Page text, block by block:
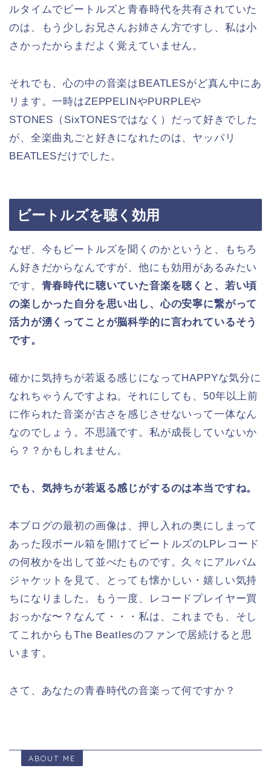
ルタイムでビートルズと青春時代を共有されていた
のは、もう少しお兄さんお姉さん方ですし、私は小
さかったからまだよく覚えていません。
それでも、心の中の音楽はBEATLESがど真ん中にあ
リます。一時はZEPPELINやPURPLEや
STONES（SixTONESではなく）だって好きでした
が、全楽曲丸ごと好きになれたのは、ヤッパリ
BEATLESだけでした。
ビートルズを聴く効用
なぜ、今もビートルズを聞くのかというと、もちろ
ん好きだからなんですが、他にも効用があるみたい
です。 青春時代に聴いていた音楽を聴くと、若い頃
の楽しかった自分を思い出し、心の安寧に繋がって
活力が湧くってことが脳科学的に言われているそう
です。
確かに気持ちが若返る感じになってHAPPYな気分に
なれちゃうんですよね。それにしても、50年以上前
に作られた音楽が古さを感じさせないって一体なん
なのでしょう。不思議です。私が成長していないか
ら？？かもしれません。
でも、気持ちが若返る感じがするのは本当ですね。
本ブログの最初の画像は、押し入れの奥にしまって
あった段ボール箱を開けてビートルズのLPレコード
の何枚かを出して並べたものです。久々にアルバム
ジャケットを見て、とっても懐かしい・嬉しい気持
ちになりました。もう一度、レコードプレイヤー買
おっかな〜？なんて・・・私は、これまでも、そし
てこれからもThe Beatlesのファンで居続けると思
います。
さて、あなたの青春時代の音楽って何ですか？
ABOUT ME